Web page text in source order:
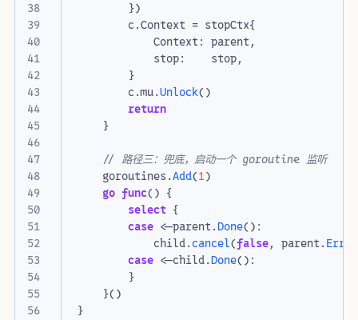
38
39
40
41
42
44
45
46
47
48
49
50
51
52
54
55
56
})
c.Context = stopCtx{
Context: parent,
stop: stop,
}
c.mu.Unlock()
return
}
// 路径三：兜底，启动一个 goroutine 监听
goroutines.Add(1)
go func() {
select {
case <-parent.Done():
child.cancel(false, parent.Err
case <-child.Done():
}
}()
}